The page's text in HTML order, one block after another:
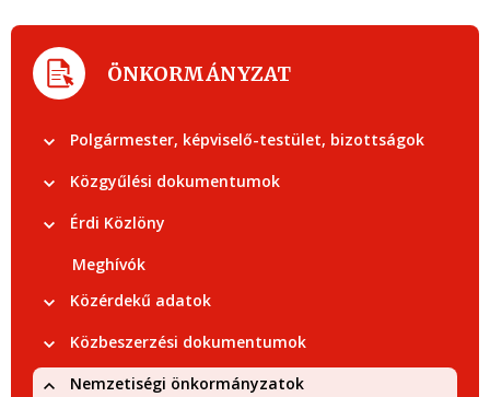
ÖNKORMÁNYZAT
Polgármester, képviselő-testület, bizottságok
Közgyűlési dokumentumok
Érdi Közlöny
Meghívók
Közérdekű adatok
Közbeszerzési dokumentumok
Nemzetiségi önkormányzatok